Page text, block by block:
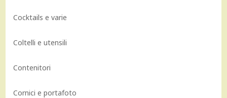
Cocktails e varie
Coltelli e utensili
Contenitori
Cornici e portafoto